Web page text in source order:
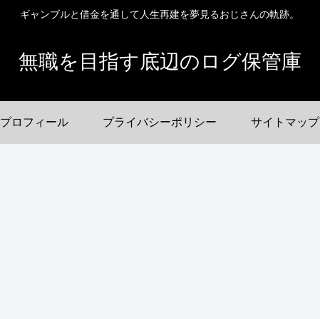
ギャンブルと借金を通して人生再建を夢見るおじさんの軌跡。
無職を目指す底辺のログ保管庫
プロフィール プライバシーポリシー サイトマップ